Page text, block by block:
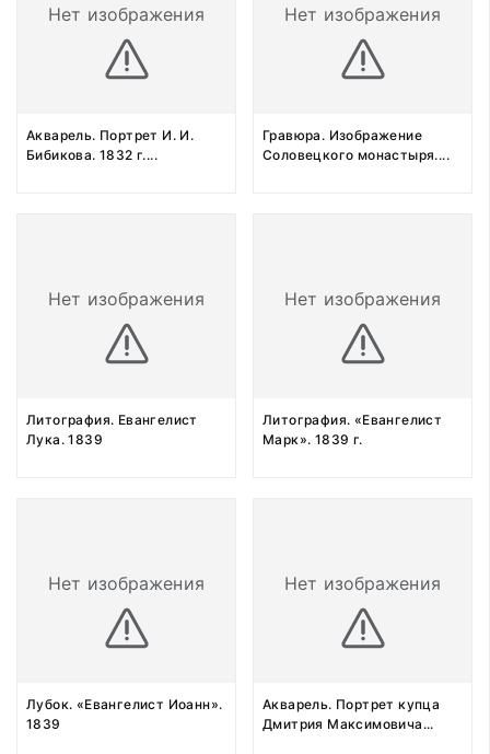
Нет изображения
Акварель. Портрет И. И.
Бибикова. 1832 г....
Нет изображения
Гравюра. Изображение
Соловецкого монастыря....
Нет изображения
Литография. Евангелист
Лука. 1839
Нет изображения
Литография. «Евангелист
Марк». 1839 г.
Нет изображения
Лубок. «Евангелист Иоанн».
1839
Нет изображения
Акварель. Портрет купца
Дмитрия Максимовича ...